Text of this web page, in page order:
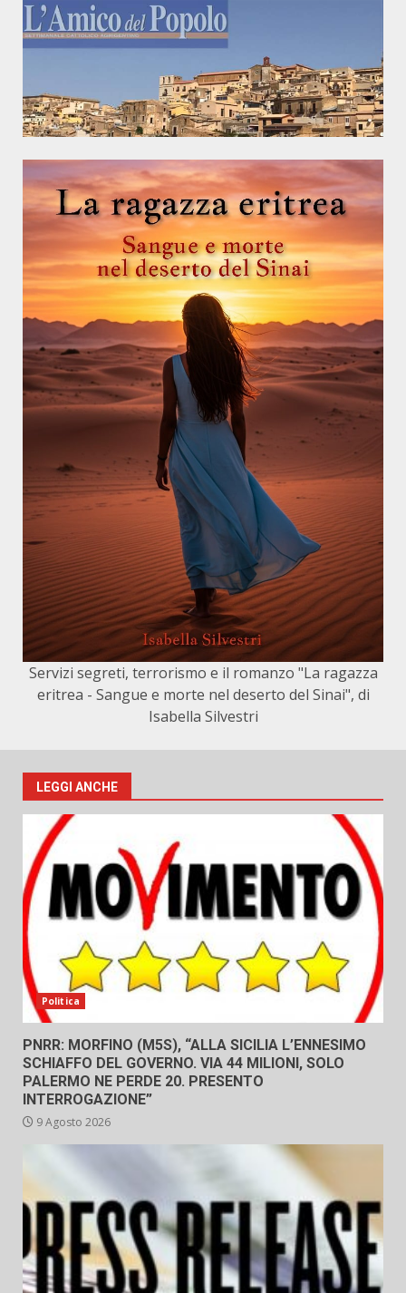
Servizi segreti, terrorismo e il romanzo "La ragazza
eritrea - Sangue e morte nel deserto del Sinai", di
Isabella Silvestri
LEGGI ANCHE
Politica
PNRR: MORFINO (M5S), “ALLA SICILIA L’ENNESIMO
SCHIAFFO DEL GOVERNO. VIA 44 MILIONI, SOLO
PALERMO NE PERDE 20. PRESENTO
INTERROGAZIONE”
9 Agosto 2026